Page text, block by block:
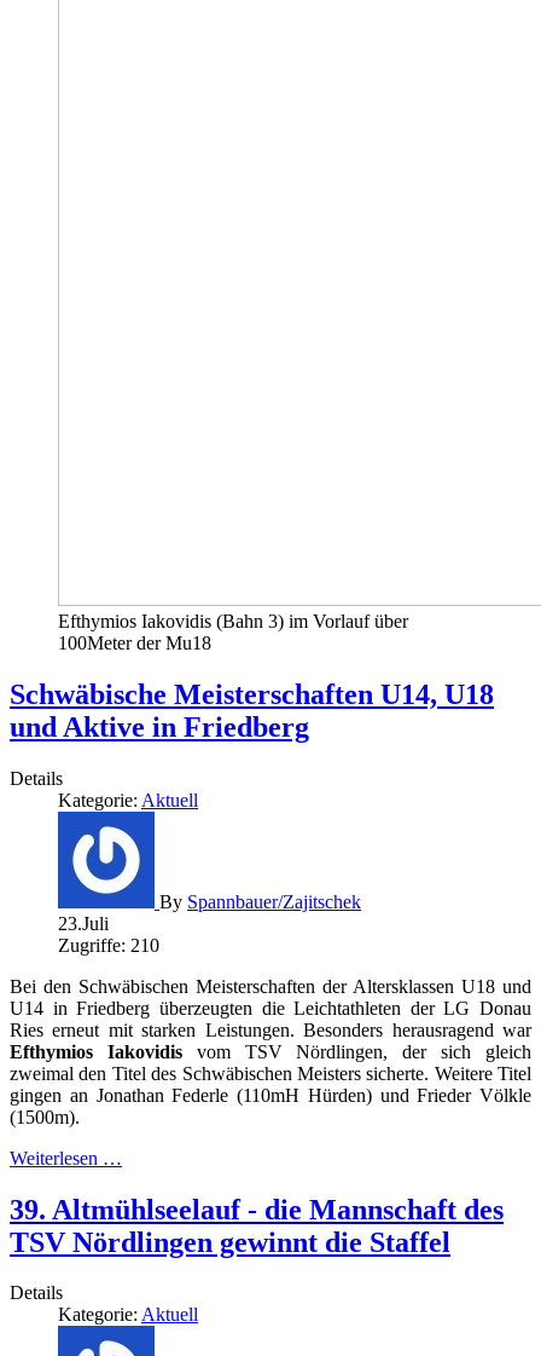
Efthymios Iakovidis (Bahn 3) im Vorlauf über
100Meter der Mu18
Schwäbische Meisterschaften U14, U18
und Aktive in Friedberg
Details
Kategorie: Aktuell
By Spannbauer/Zajitschek
23.Juli
Zugriffe: 210
Bei den Schwäbischen Meisterschaften der Altersklassen U18 und
U14 in Friedberg überzeugten die Leichtathleten der LG Donau
Ries erneut mit starken Leistungen. Besonders herausragend war
Efthymios Iakovidis vom TSV Nördlingen, der sich gleich
zweimal den Titel des Schwäbischen Meisters sicherte. Weitere Titel
gingen an Jonathan Federle (110mH Hürden) und Frieder Völkle
(1500m).
Weiterlesen …
39. Altmühlseelauf - die Mannschaft des
TSV Nördlingen gewinnt die Staffel
Details
Kategorie: Aktuell